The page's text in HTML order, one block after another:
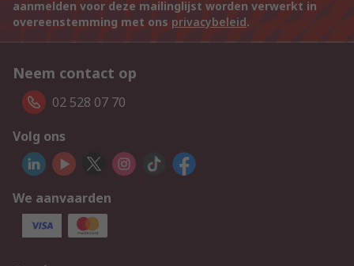
aanmelden voor deze mailinglijst worden verwerkt in
overeenstemming met ons privacybeleid.
Neem contact op
02 528 07 70
Volg ons
We aanvaarden